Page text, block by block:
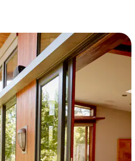
て検索結果を確認することができます。